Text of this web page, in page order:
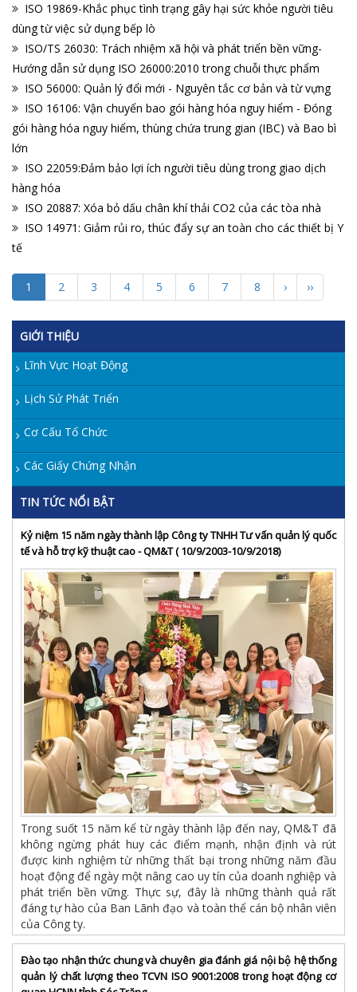
ISO 19869-Khắc phục tình trạng gây hại sức khỏe người tiêu
dùng từ việc sử dụng bếp lò
ISO/TS 26030: Trách nhiệm xã hội và phát triển bền vững-
Hướng dẫn sử dụng ISO 26000:2010 trong chuỗi thực phẩm
ISO 56000: Quản lý đổi mới - Nguyên tắc cơ bản và từ vựng
ISO 16106: Vận chuyển bao gói hàng hóa nguy hiểm - Đóng
gói hàng hóa nguy hiểm, thùng chứa trung gian (IBC) và Bao bì
lớn
ISO 22059:Đảm bảo lợi ích người tiêu dùng trong giao dịch
hàng hóa
ISO 20887: Xóa bỏ dấu chân khí thải CO2 của các tòa nhà
ISO 14971: Giảm rủi ro, thúc đẩy sự an toàn cho các thiết bị Y
tế
1 2 3 4 5 6 7 8 › ››
GIỚI THIỆU
Lĩnh Vực Hoạt Động
Lịch Sử Phát Triển
Cơ Cấu Tổ Chức
Các Giấy Chứng Nhận
TIN TỨC NỔI BẬT
Kỷ niệm 15 năm ngày thành lập Công ty TNHH Tư vấn quản lý quốc
tế và hỗ trợ kỹ thuật cao - QM&T ( 10/9/2003-10/9/2018)
Trong suốt 15 năm kể từ ngày thành lập đến nay, QM&T đã
không ngừng phát huy các điểm mạnh, nhận định và rút
được kinh nghiệm từ những thất bại trong những năm đầu
hoạt động để ngày một nâng cao uy tín của doanh nghiệp và
phát triển bền vững. Thực sự, đây là những thành quả rất
đáng tự hào của Ban Lãnh đạo và toàn thể cán bộ nhân viên
của Công ty.
Đào tạo nhận thức chung và chuyên gia đánh giá nội bộ hệ thống
quản lý chất lượng theo TCVN ISO 9001:2008 trong hoạt động cơ